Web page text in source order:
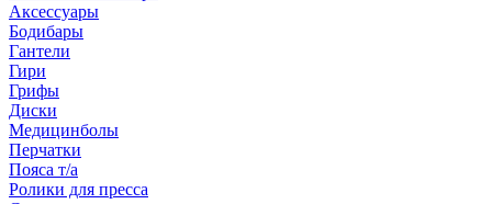
Аксессуары
Бодибары
Гантели
Гири
Грифы
Диски
Медицинболы
Перчатки
Пояса т/а
Ролики для пресса